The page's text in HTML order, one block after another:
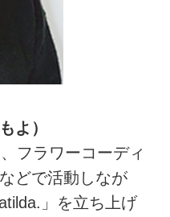
よ）
フラワーコーディ
どで活動しなが
」を立ち上げ